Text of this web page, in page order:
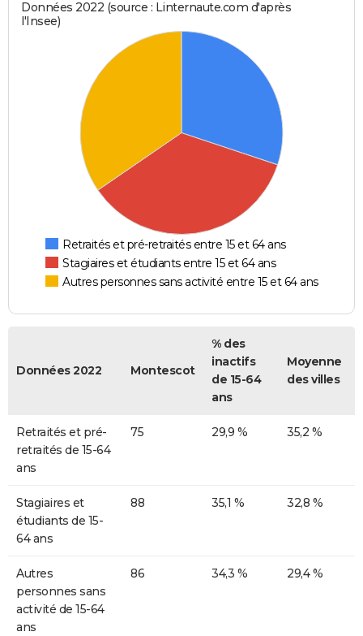
Données 2022 (source : Linternaute.com d'après
l'Insee)
Retraités et pré-retraités entre 15 et 64 ans
Stagiaires et étudiants entre 15 et 64 ans
Autres personnes sans activité entre 15 et 64 ans
Données 2022 Montescot
% des
inactifs
de 15-64
ans
Moyenne
des villes
Retraités et pré-
retraités de 15-64
ans
75 29,9 % 35,2 %
Stagiaires et
étudiants de 15-
64 ans
88 35,1 % 32,8 %
Autres
personnes sans
activité de 15-64
ans
86 34,3 % 29,4 %